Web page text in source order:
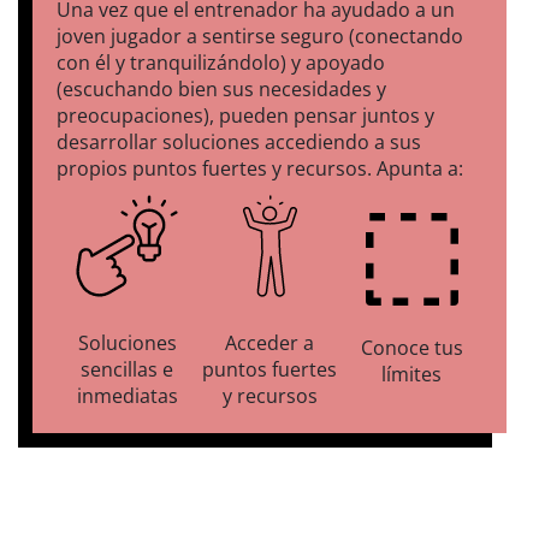
Una vez que el entrenador ha ayudado a un
joven jugador a sentirse seguro (conectando
con él y tranquilizándolo) y apoyado
(escuchando bien sus necesidades y
preocupaciones), pueden pensar juntos y
desarrollar soluciones accediendo a sus
propios puntos fuertes y recursos. Apunta a:
Soluciones
sencillas e
inmediatas
Acceder a
puntos fuertes
y recursos
Conoce tus
límites